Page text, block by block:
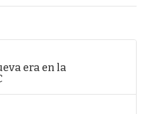
era en la